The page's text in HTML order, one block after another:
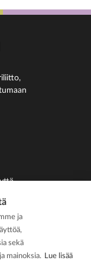
ja
sekä
mainoksia. Lue lisää